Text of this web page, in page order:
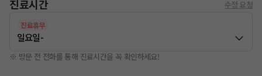
진료시간 수정 요청
진료휴무
일요일-
※ 방문 전 전화를 통해 진료시간을 꼭 확인하세요!